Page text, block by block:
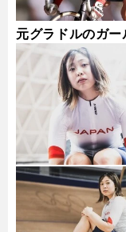
元グラドルのガ